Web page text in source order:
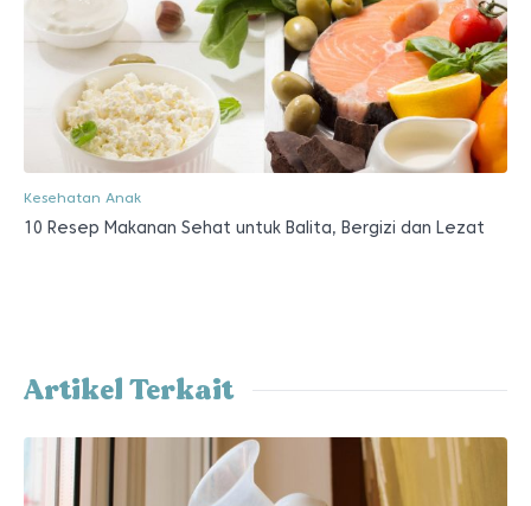
Kesehatan Anak
10 Resep Makanan Sehat untuk Balita, Bergizi dan Lezat
Artikel Terkait